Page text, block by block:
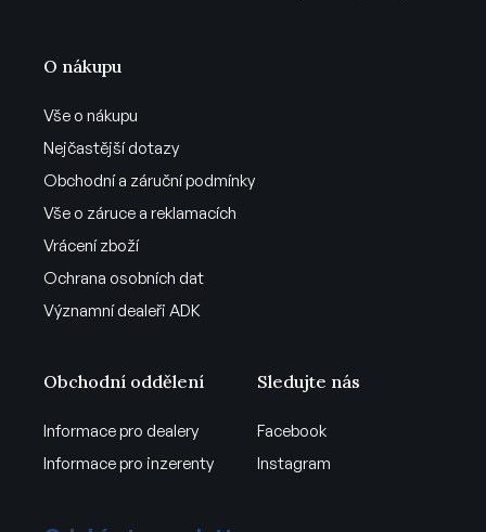
O nákupu
Vše o nákupu
Nejčastější dotazy
Obchodní a záruční podmínky
Vše o záruce a reklamacích
Vrácení zboží
Ochrana osobních dat
Významní dealeři ADK
Obchodní oddělení
Informace pro dealery
Informace pro inzerenty
Sledujte nás
Facebook
Instagram